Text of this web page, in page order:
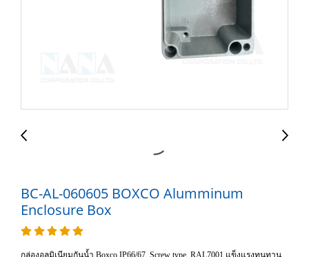
BC-AL-060605 BOXCO Alumminum
Enclosure Box
กล่องอลูมิเนียมกันน้ำ Boxco IP66/67, Screw type, RAL7001 แข็งแรงทนทาน